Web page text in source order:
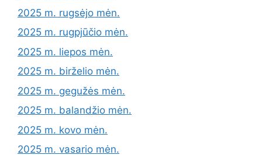
2025 m. rugsėjo mėn.
2025 m. rugpjūčio mėn.
2025 m. liepos mėn.
2025 m. birželio mėn.
2025 m. gegužės mėn.
2025 m. balandžio mėn.
2025 m. kovo mėn.
2025 m. vasario mėn.